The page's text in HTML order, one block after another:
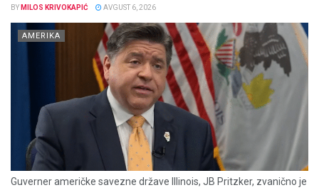
BY MILOS KRIVOKAPIĆ AVGUST 6, 2026
AMERIKA
Guverner američke savezne države Illinois, JB Pritzker, zvanično je